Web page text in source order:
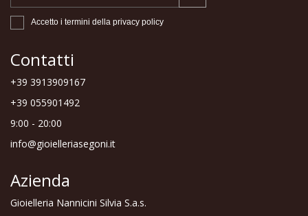
Accetto i termini della privacy policy
Contatti
+39 3913909167
+39 055901492
9:00 - 20:00
info@gioielleriasegoni.it
Azienda
Gioielleria Nannicini Silvia S.a.s.